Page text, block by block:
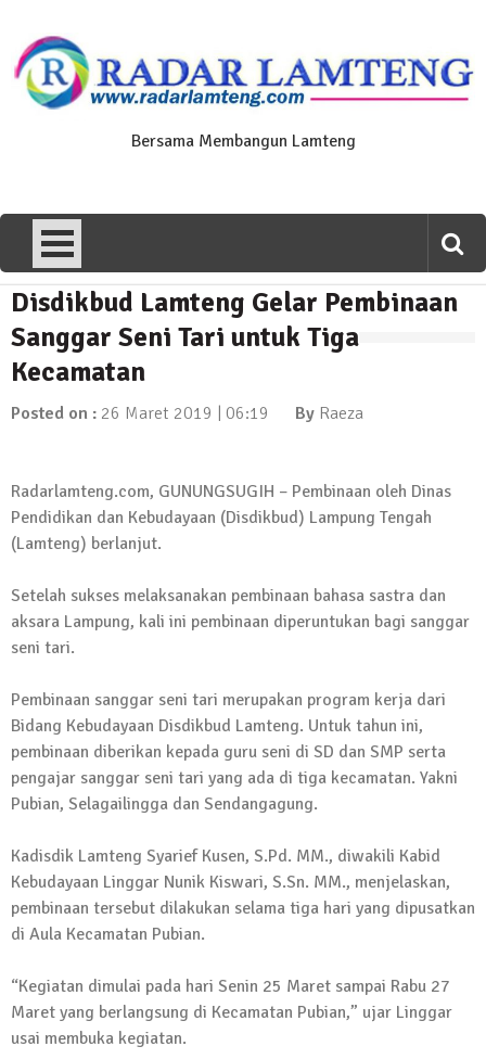
content
Bersama Membangun Lamteng
News Flash
Polres Lamteng Gelar Upacara
Peringatan Hari Pahlawan, Teladani
Semangat Pengorbanan untuk Bangsa
10 November 2025 | 14:07
Balai Kampung Pujobasuki, Tuntut
Kadus Untuk Mundur
iklan ucapan HUT RI
20 Agustus 2025 | 14:43
Maling Jebol Plafon Konter HP di
Rumbia, Pelaku Ditangkap di Lamtim
26 Juli 2025 | 10:33
News Flash
Kejari Geledah Kantor Disporapar
Hibah Koni
16 Oktober 2024 | 05:27
News Flash
Berikut Jadwal Debat Kandidat Cabup-
13 Oktober 2024 | 12:22
News Flash
Jumat Berkah SMSI Tulang Bawang
Disdikbud Lamteng Gelar Pembinaan
Sanggar Seni Tari untuk Tiga
Kecamatan
Posted on : 26 Maret 2019 | 06:19 By Raeza
Radarlamteng.com, GUNUNGSUGIH – Pembinaan oleh Dinas
Pendidikan dan Kebudayaan (Disdikbud) Lampung Tengah
(Lamteng) berlanjut.
Setelah sukses melaksanakan pembinaan bahasa sastra dan
aksara Lampung, kali ini pembinaan diperuntukan bagi sanggar
seni tari.
Pembinaan sanggar seni tari merupakan program kerja dari
Bidang Kebudayaan Disdikbud Lamteng. Untuk tahun ini,
pembinaan diberikan kepada guru seni di SD dan SMP serta
pengajar sanggar seni tari yang ada di tiga kecamatan. Yakni
Pubian, Selagailingga dan Sendangagung.
Kadisdik Lamteng Syarief Kusen, S.Pd. MM., diwakili Kabid
Kebudayaan Linggar Nunik Kiswari, S.Sn. MM., menjelaskan,
pembinaan tersebut dilakukan selama tiga hari yang dipusatkan
di Aula Kecamatan Pubian.
“Kegiatan dimulai pada hari Senin 25 Maret sampai Rabu 27
Maret yang berlangsung di Kecamatan Pubian,” ujar Linggar
usai membuka kegiatan.